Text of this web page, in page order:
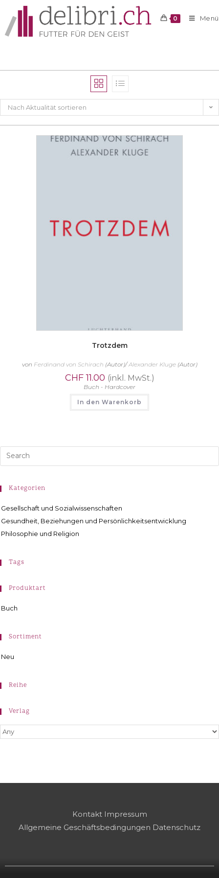
0 Menü
Nach Aktualität sortieren
Trotzdem
von Ferdinand von Schirach (Autor)/Alexander Kluge(Autor)
CHF11.00 (inkl. MwSt.)
Buch - Hardcover
In den Warenkorb
Kategorien
Gesellschaft und Sozialwissenschaften
Gesundheit, Beziehungen und Persönlichkeitsentwicklung
Philosophie und Religion
Tags
Produktart
Buch
Sortiment
Neu
Reihe
Verlag
Kontakt Impressum
Allgemeine Geschäftsbedingungen Datenschutz